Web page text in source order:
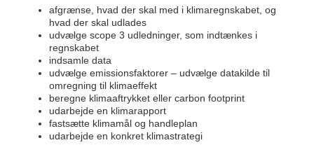
afgrænse, hvad der skal med i klimaregnskabet, og
hvad der skal udlades
udvælge scope 3 udledninger, som indtænkes i
regnskabet
indsamle data
udvælge emissionsfaktorer – udvælge datakilde til
omregning til klimaeffekt
beregne klimaaftrykket eller carbon footprint
udarbejde en klimarapport
fastsætte klimamål og handleplan
udarbejde en konkret klimastrategi